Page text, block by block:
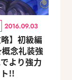
2016.09.03
略】初級編
念礼装強
より強力
!!